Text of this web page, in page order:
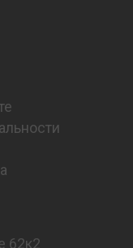
62к2